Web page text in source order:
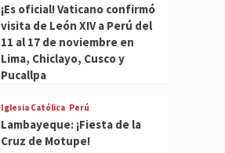
¡Es oficial! Vaticano confirmó
visita de León XIV a Perú del
11 al 17 de noviembre en
Lima, Chiclayo, Cusco y
Pucallpa
Iglesia Católica Perú
Lambayeque: ¡Fiesta de la
Cruz de Motupe!